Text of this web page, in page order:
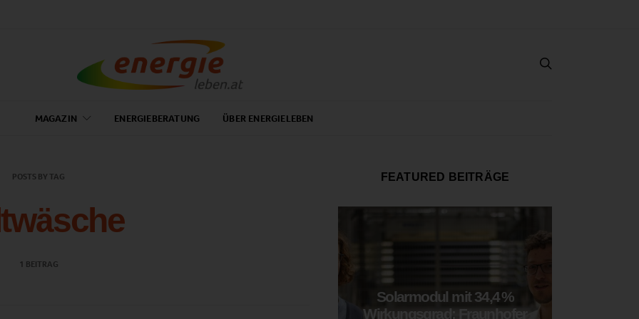
MAGAZIN ENERGIEBERATUNG ÜBER ENERGIELEBEN
POSTS BY TAG
1 BEITRAG
FEATURED BEITRÄGE
Solarmodul mit 34,4 %
Wirkungsgrad: Fraunhofer